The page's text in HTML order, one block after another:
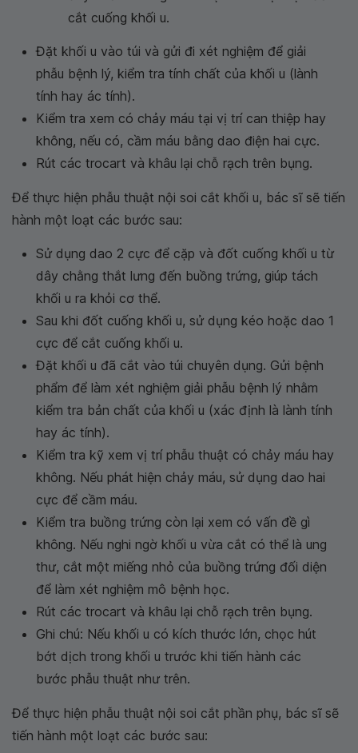
cắt cuống khối u.
Đặt khối u vào túi và gửi đi xét nghiệm để giải
phẫu bệnh lý, kiểm tra tính chất của khối u (lành
tính hay ác tính).
Kiểm tra xem có chảy máu tại vị trí can thiệp hay
không, nếu có, cầm máu bằng dao điện hai cực.
Rút các trocart và khâu lại chỗ rạch trên bụng.
Để thực hiện phẫu thuật nội soi cắt khối u, bác sĩ sẽ tiến
hành một loạt các bước sau:
Sử dụng dao 2 cực để cặp và đốt cuống khối u từ
dây chằng thắt lưng đến buồng trứng, giúp tách
khối u ra khỏi cơ thể.
Sau khi đốt cuống khối u, sử dụng kéo hoặc dao 1
cực để cắt cuống khối u.
Đặt khối u đã cắt vào túi chuyên dụng. Gửi bệnh
phẩm để làm xét nghiệm giải phẫu bệnh lý nhằm
kiểm tra bản chất của khối u (xác định là lành tính
hay ác tính).
Kiểm tra kỹ xem vị trí phẫu thuật có chảy máu hay
không. Nếu phát hiện chảy máu, sử dụng dao hai
cực để cầm máu.
Kiểm tra buồng trứng còn lại xem có vấn đề gì
không. Nếu nghi ngờ khối u vừa cắt có thể là ung
thư, cắt một miếng nhỏ của buồng trứng đối diện
để làm xét nghiệm mô bệnh học.
Rút các trocart và khâu lại chỗ rạch trên bụng.
Ghi chú: Nếu khối u có kích thước lớn, chọc hút
bớt dịch trong khối u trước khi tiến hành các
bước phẫu thuật như trên.
Để thực hiện phẫu thuật nội soi cắt phần phụ, bác sĩ sẽ
tiến hành một loạt các bước sau: